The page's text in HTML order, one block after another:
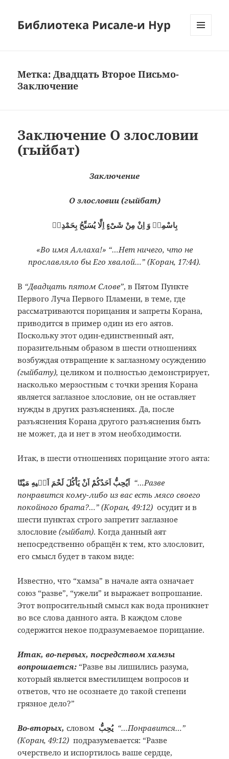
Библиотека Рисале-и Нур
Метка:Двадцать Второе Письмо-
Заключение
Заключение О злословии
(гыйбат)
Заключение
О злословии (гыйбат)
بِاسْمِهٖ وَ اِنْ مِنْ شَىْءٍ اِلَّا يُسَبِّحُ بِحَمْدِهٖ
«Во имя Аллаха!» “…Нет ничего, что не
прославляло бы Его хвалой…” (Коран, 17:44).
В “Двадцать пятом Слове”, в Пятом Пункте
Первого Луча Первого Пламени, в теме, где
рассматриваются порицания и запреты Корана,
приводится в пример один из его аятов.
Поскольку этот один-единственный аят,
поразительным образом в шести отношениях
возбуждая отвращение к заглазному осуждению
(гыйбату), целиком и полностью демонстрирует,
насколько мерзостным с точки зрения Корана
является заглазное злословие, он не оставляет
нужды в других разъяснениях. Да, после
разъяснения Корана другого разъяснения быть
не может, да и нет в этом необходимости.
Итак, в шести отношениях порицание этого аята:
اَيُحِبُّ اَحَدُكُمْ اَنْ يَاْكُلَ لَحْمَ اَخٖيهِ مَيْتًا “…Разве
понравится кому-либо из вас есть мясо своего
покойного брата?…” (Коран, 49:12) осудит и в
шести пунктах строго запретит заглазное
злословие(гыйбат). Когда данный аят
непосредственно обращён к тем, кто злословит,
его смысл будет в таком виде:
Известно, что “хамза” в начале аята означает
союз “разве”, “ужели” и выражает вопрошание.
Этот вопросительный смысл как вода проникнет
во все слова данного аята. В каждом слове
содержится некое подразумеваемое порицание.
Итак, во-первых, посредством хамзы
вопрошается: “Разве вы лишились разума,
который является вместилищем вопросов и
ответов, что не осознаете до такой степени
грязное дело?”
Во-вторых,словом يُحِبُّ “…Понравится…”
(Коран, 49:12) подразумевается: “Разве
очерствело и испортилось ваше сердце,